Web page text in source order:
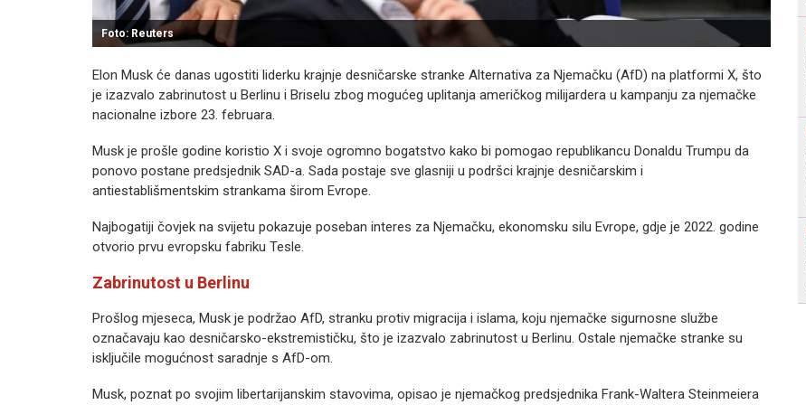
Foto: Reuters
Elon Musk će danas ugostiti liderku krajnje desničarske stranke Alternativa za Njemačku (AfD) na platformi X, što
je izazvalo zabrinutost u Berlinu i Briselu zbog mogućeg uplitanja američkog milijardera u kampanju za njemačke
nacionalne izbore 23. februara.
Musk je prošle godine koristio X i svoje ogromno bogatstvo kako bi pomogao republikancu Donaldu Trumpu da
ponovo postane predsjednik SAD-a. Sada postaje sve glasniji u podršci krajnje desničarskim i
antiestablišmentskim strankama širom Evrope.
Najbogatiji čovjek na svijetu pokazuje poseban interes za Njemačku, ekonomsku silu Evrope, gdje je 2022. godine
otvorio prvu evropsku fabriku Tesle.
Zabrinutost u Berlinu
Prošlog mjeseca, Musk je podržao AfD, stranku protiv migracija i islama, koju njemačke sigurnosne službe
označavaju kao desničarsko-ekstremističku, što je izazvalo zabrinutost u Berlinu. Ostale njemačke stranke su
isključile mogućnost saradnje s AfD-om.
Musk, poznat po svojim libertarijanskim stavovima, opisao je njemačkog predsjednika Frank-Waltera Steinmeiera